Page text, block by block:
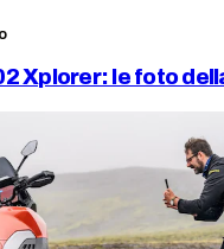
Xplorer: le foto